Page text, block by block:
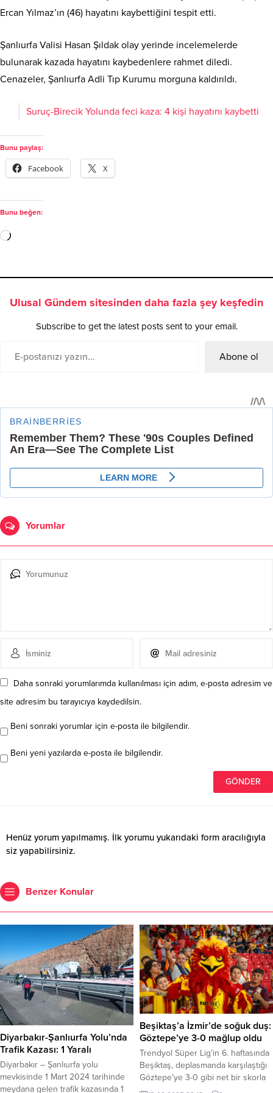
Ercan Yılmaz’ın (46) hayatını kaybettiğini tespit etti.
Şanlıurfa Valisi Hasan Şıldak olay yerinde incelemelerde
bulunarak kazada hayatını kaybedenlere rahmet diledi.
Cenazeler, Şanlıurfa Adli Tıp Kurumu morguna kaldırıldı.
Suruç-Birecik Yolunda feci kaza: 4 kişi hayatını kaybetti
Bunu paylaş:
Facebook X
Bunu beğen:
Ulusal Gündem sitesinden daha fazla şey keşfedin
Subscribe to get the latest posts sent to your email.
Abone ol
Yorumlar
Daha sonraki yorumlarımda kullanılması için adım, e-posta adresim ve
site adresim bu tarayıcıya kaydedilsin.
Beni sonraki yorumlar için e-posta ile bilgilendir.
Beni yeni yazılarda e-posta ile bilgilendir.
Henüz yorum yapılmamış. İlk yorumu yukarıdaki form aracılığıyla
siz yapabilirsiniz.
Benzer Konular
Diyarbakır-Şanlıurfa Yolu’nda
Trafik Kazası: 1 Yaralı
Diyarbakır – Şanlıurfa yolu
mevkisinde 1 Mart 2024 tarihinde
meydana gelen trafik kazasında 1
Beşiktaş’a İzmir’de soğuk duş:
Göztepe’ye 3-0 mağlup oldu
Trendyol Süper Lig’in 6. haftasında
Beşiktaş, deplasmanda karşılaştığı
Göztepe’ye 3-0 gibi net bir skorla
mağlup olarak ligdeki kötü gidişatını